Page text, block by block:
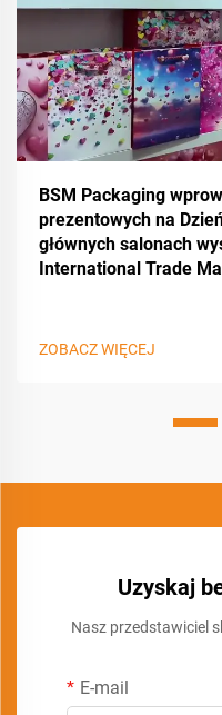
BSM Packaging
prezentowych na
głównych salonach
International Trade
ZOBACZ WIĘCEJ
Uzyskaj
Nasz przedstawiciel
E-mail